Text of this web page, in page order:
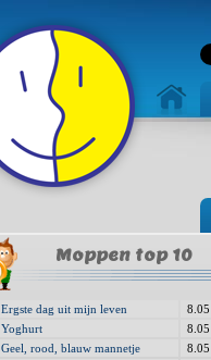
Moppen top 10
Ergste dag uit mijn leven
8.05
Yoghurt
8.05
Geel, rood, blauw mannetje
8.05